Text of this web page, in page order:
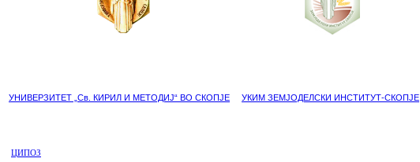
УНИВЕРЗИТЕТ „Св. КИРИЛ И МЕТОДИЈ“ ВО СКОПЈЕ УКИМ ЗЕМЈОДЕЛСКИ ИНСТИТУТ-СКОПЈЕ
ЦИПОЗ